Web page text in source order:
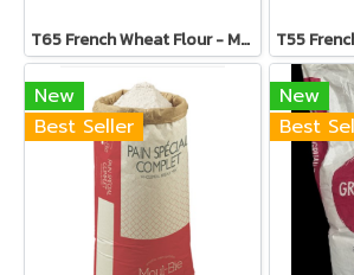
T65 French Wheat Flour - Moul-Bie Campaillette des Champs - แป้ง T65
New
Best Seller
New
Best